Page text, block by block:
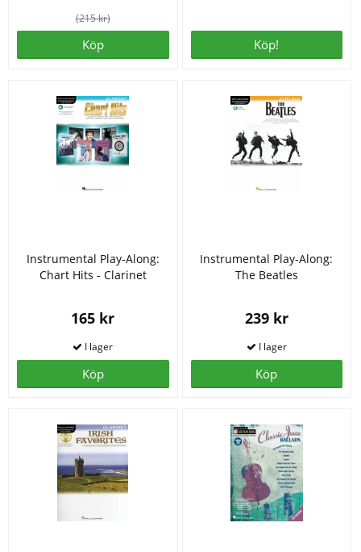
(215 kr)
Köp Köp!
Instrumental Play-Along:
Chart Hits - Clarinet
165 kr
Köp
Instrumental Play-Along:
The Beatles
239 kr
Köp